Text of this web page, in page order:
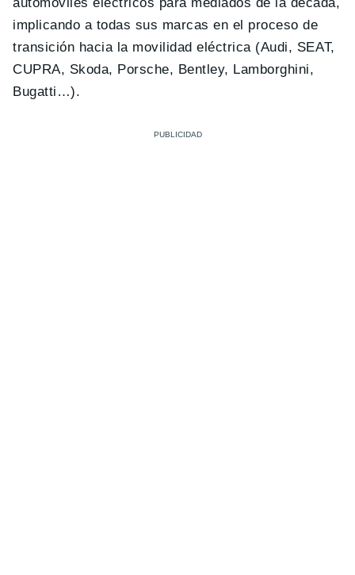
implicando a todas sus marcas en el proceso de
transición hacia la movilidad eléctrica (Audi, SEAT,
CUPRA, Skoda, Porsche, Bentley, Lamborghini,
Bugatti…).